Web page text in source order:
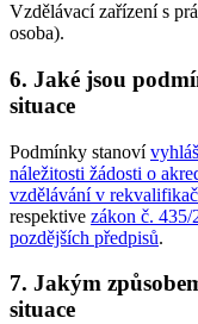
Vzdělávací zařízení s
osoba).
6. Jaké jsou
situace
Podmínky stanoví
náležitosti žádosti o
vzdělávání v
respektive zákon č. 435/
pozdějších předpisů.
7. Jakým
situace